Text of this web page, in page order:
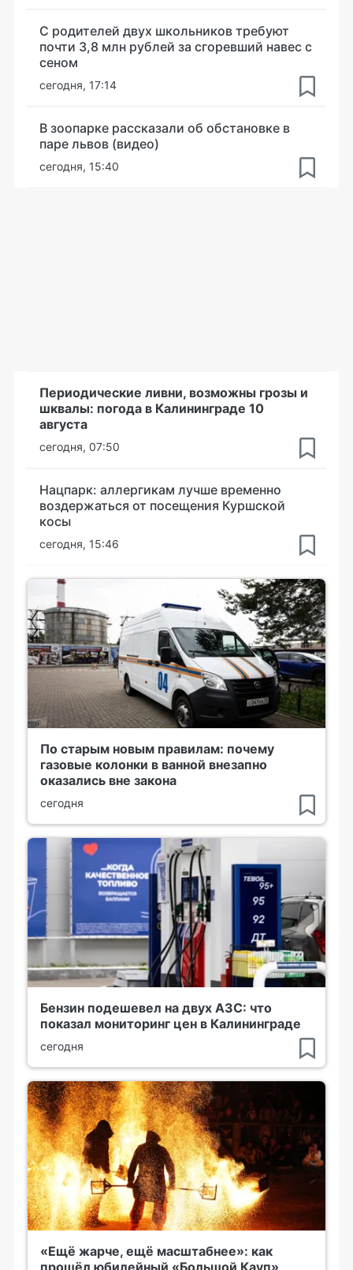
С родителей двух школьников требуют
почти 3,8 млн рублей за сгоревший навес с
сеном
сегодня, 17:14
В зоопарке рассказали об обстановке в
паре львов (видео)
сегодня, 15:40
Периодические ливни, возможны грозы и
шквалы: погода в Калининграде 10
августа
сегодня, 07:50
Нацпарк: аллергикам лучше временно
воздержаться от посещения Куршской
косы
сегодня, 15:46
По старым новым правилам: почему
газовые колонки в ванной внезапно
оказались вне закона
сегодня
Бензин подешевел на двух АЗС: что
показал мониторинг цен в Калининграде
сегодня
«Ещё жарче, ещё масштабнее»: как
прошёл юбилейный «Большой Кауп»